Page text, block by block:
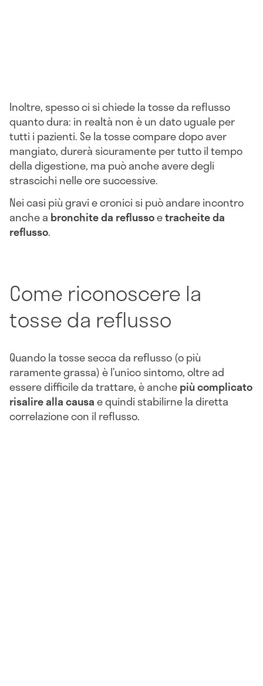
Inoltre, spesso ci si chiede la tosse da reflusso
quanto dura: in realtà non è un dato uguale per
tutti i pazienti. Se la tosse compare dopo aver
mangiato, durerà sicuramente per tutto il tempo
della digestione, ma può anche avere degli
strascichi nelle ore successive.
Nei casi più gravi e cronici si può andare incontro
anche a bronchite da reflussoetracheite da
reflusso.
Come riconoscere la
tosse da reflusso
Quando la tosse secca da reflusso (o più
raramente grassa) è l’unico sintomo, oltre ad
essere difficile da trattare, è anchepiù complicato
risalire alla causae quindi stabilirne la diretta
correlazione con il reflusso.